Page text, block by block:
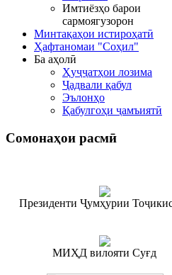
Имтиёзҳо барои
сармоягузорон
Минтақаҳои истироҳатӣ
Ҳафтаномаи "Соҳил"
Ба аҳолӣ
Ҳуҷҷатҳои лозима
Ҷадвали қабул
Эълонҳо
Қабулгоҳи ҷамъиятӣ
Сомонаҳои расмӣ
Президенти Ҷумҳурии
МИҲД вилояти Суғд